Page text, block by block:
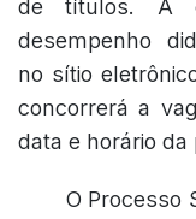
de títulos. A
desempenho
no sítio
concorrerá a
data e horário da
O Processo